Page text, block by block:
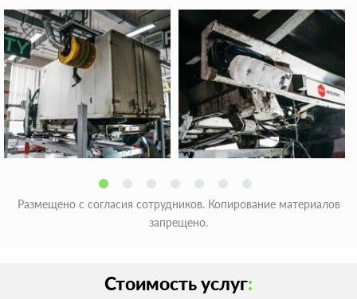
Размещено с согласия сотрудников. Копирование материалов
запрещено.
Стоимость услуг: